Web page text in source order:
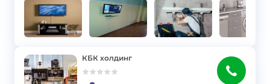
КБК холдинг